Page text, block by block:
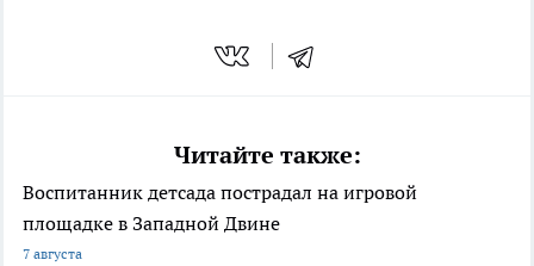
Читайте также:
Воспитанник детсада пострадал на игровой
площадке в Западной Двине
7 августа